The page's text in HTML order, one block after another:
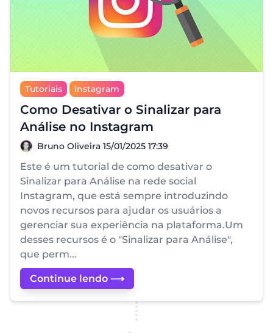
Tutoriais Instagram
Como Desativar o Sinalizar para
Análise no Instagram
Bruno Oliveira
Bruno Oliveira 15/01/2025 17:39
Este é um tutorial de como desativar o
Sinalizar para Análise na rede social
Instagram, que está sempre introduzindo
novos recursos para ajudar os usuários a
gerenciar sua experiência na plataforma.Um
desses recursos é o "Sinalizar para Análise",
que perm...
Continue lendo ⟶